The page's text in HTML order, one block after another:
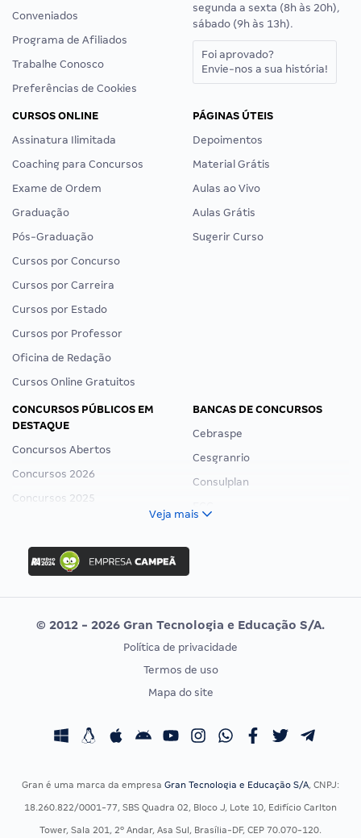
Conveniados
Programa de Afiliados
Trabalhe Conosco
Preferências de Cookies
segunda a sexta (8h às 20h),
sábado (9h às 13h).
Foi aprovado?
Envie-nos a sua história!
CURSOS ONLINE
Assinatura Ilimitada
Coaching para Concursos
Exame de Ordem
Graduação
Pós-Graduação
Cursos por Concurso
Cursos por Carreira
Cursos por Estado
Cursos por Professor
Oficina de Redação
Cursos Online Gratuitos
PÁGINAS ÚTEIS
Depoimentos
Material Grátis
Aulas ao Vivo
Aulas Grátis
Sugerir Curso
CONCURSOS PÚBLICOS EM
DESTAQUE
Concursos Abertos
Concursos 2026
Concursos 2025
Concurso Ibama
Concurso MPU
Editais publicados
BANCAS DE CONCURSOS
Cebraspe
Cesgranrio
Consulplan
Vunesp
CONCURSOS POR PROFISSÃO
Concursos Fiscais
EXAME DE ORDEM
Calendário OAB
Veja mais
© 2012 - 2026 Gran Tecnologia e Educação S/A.
Política de privacidade
Termos de uso
Mapa do site
Gran é uma marca da empresa Gran Tecnologia e Educação S/A, CNPJ:
18.260.822/0001-77, SBS Quadra 02, Bloco J, Lote 10, Edifício Carlton
Tower, Sala 201, 2º Andar, Asa Sul, Brasília-DF, CEP 70.070-120.